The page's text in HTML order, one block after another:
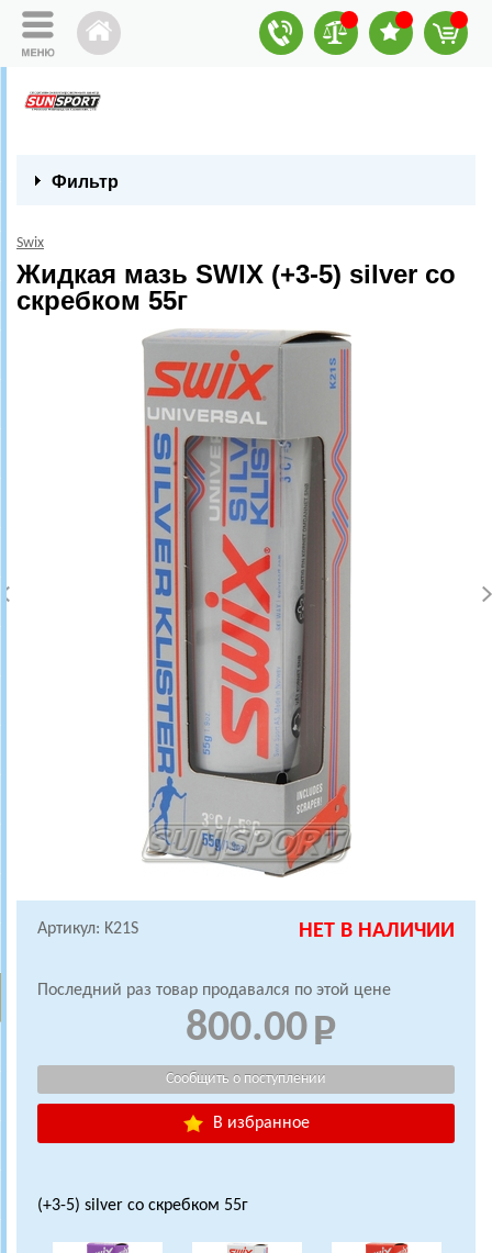
Фильтр
Swix
Жидкая мазь SWIX (+3-5) silver со
скребком 55г
Артикул: K21S НЕТ В НАЛИЧИИ
Последний раз товар продавался по этой цене
800.00
В избранное
(+3-5) silver со скребком 55г